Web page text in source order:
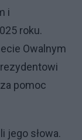
i
roku.
Owalnym
pomoc
jego słowa.